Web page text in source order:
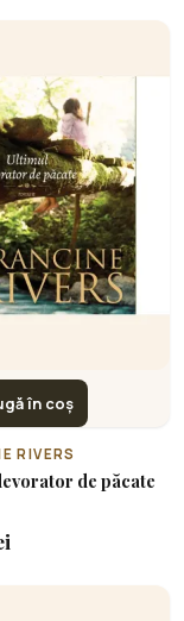
în coș
RIVERS
de păcate